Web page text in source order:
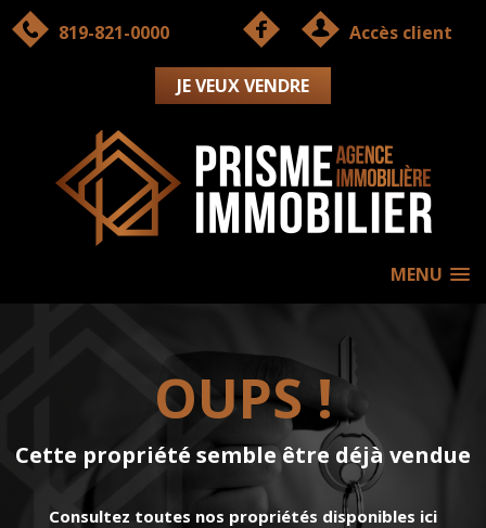
819-821-0000 Accès client
JE VEUX VENDRE
MENU
OUPS !
Cette propriété semble être déjà vendue
Consultez toutes nos propriétés disponibles ici